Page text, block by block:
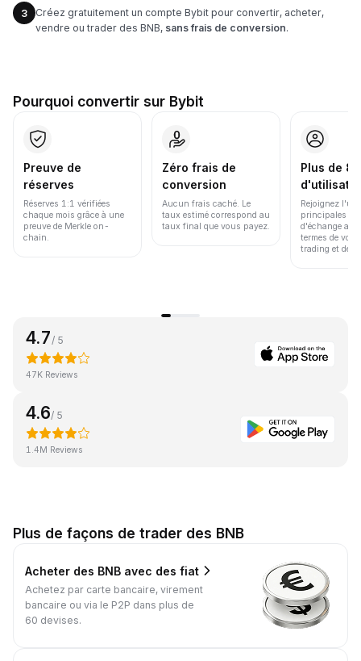
3
Créez gratuitement un compte Bybit pour convertir, acheter,
vendre ou trader des BNB, sans frais de conversion.
Pourquoi convertir sur Bybit
Preuve de
réserves
Réserves 1:1 vérifiées
chaque mois grâce à une
preuve de Merkle on-
chain.
Zéro frais de
conversion
Aucun frais caché. Le
taux estimé correspond au
taux final que vous payez.
Plus de
Rejoignez
principales
d'échange au
termes de
trading et de
4.7 / 5
47K Reviews
4.6/ 5
1.4M Reviews
Plus de façons de trader des BNB
Acheter des BNB avec des fiat
Achetez par carte bancaire, virement
bancaire ou via le P2P dans plus de
60 devises.